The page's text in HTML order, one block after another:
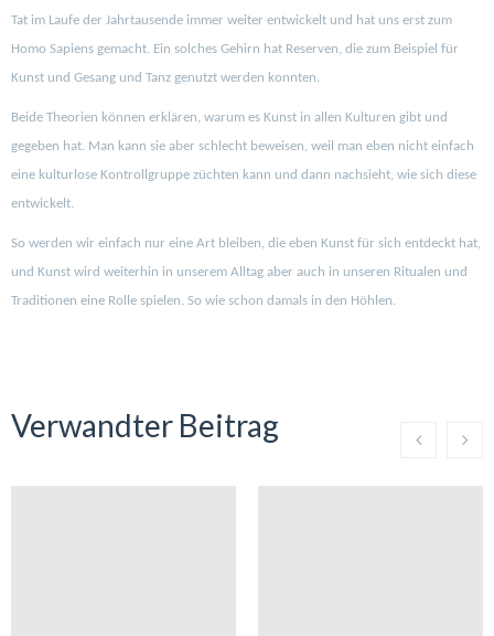
Tat im Laufe der Jahrtausende immer weiter entwickelt und hat uns erst zum
Homo Sapiens gemacht. Ein solches Gehirn hat Reserven, die zum Beispiel für
Kunst und Gesang und Tanz genutzt werden konnten.
Beide Theorien können erklären, warum es Kunst in allen Kulturen gibt und
gegeben hat. Man kann sie aber schlecht beweisen, weil man eben nicht einfach
eine kulturlose Kontrollgruppe züchten kann und dann nachsieht, wie sich diese
entwickelt.
So werden wir einfach nur eine Art bleiben, die eben Kunst für sich entdeckt hat,
und Kunst wird weiterhin in unserem Alltag aber auch in unseren Ritualen und
Traditionen eine Rolle spielen. So wie schon damals in den Höhlen.